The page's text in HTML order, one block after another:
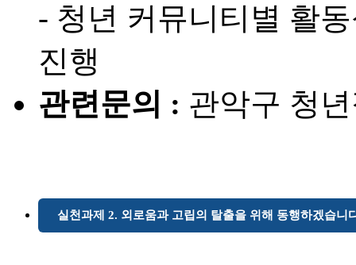
- 청년 커뮤니티별 활
진행
관련문의 : 관악구 청
실천과제 2. 외로움과 고립의 탈출을 위해 동행하겠습니